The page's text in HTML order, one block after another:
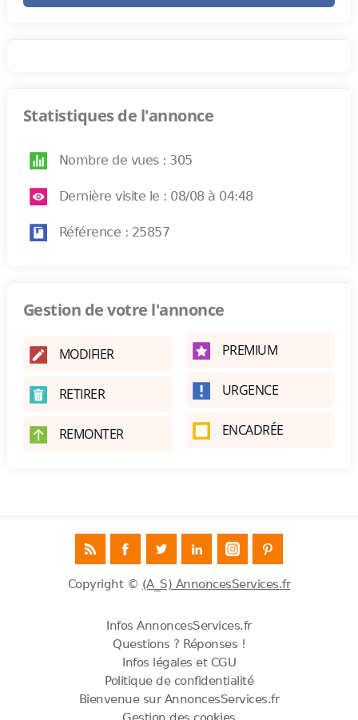
Statistiques de l'annonce
Nombre de vues : 305
Dernière visite le : 08/08 à 04:48
Référence : 25857
Gestion de votre l'annonce
MODIFIER
RETIRER
REMONTER
PREMIUM
URGENCE
ENCADRÉE
Copyright © (A_S) AnnoncesServices.fr
Infos AnnoncesServices.fr
Questions ? Réponses !
Infos légales et CGU
Politique de confidentialité
Bienvenue sur AnnoncesServices.fr